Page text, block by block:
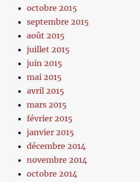
octobre 2015
septembre 2015
août 2015
juillet 2015
juin 2015
mai 2015
avril 2015
mars 2015
février 2015
janvier 2015
décembre 2014
novembre 2014
octobre 2014